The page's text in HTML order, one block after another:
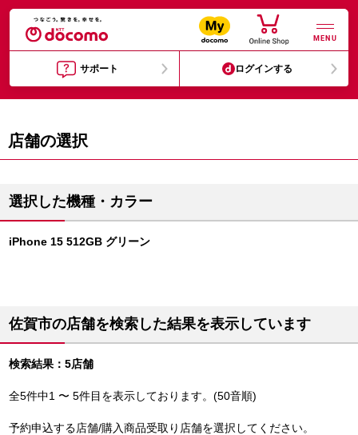
MENU
サポート ログインする
店舗の選択
選択した機種・カラー
iPhone 15 512GB グリーン
佐賀市の店舗を検索した結果を表示しています
検索結果：5店舗
全5件中1 〜 5件目を表示しております。(50音順)
予約申込する店舗/購入商品受取り店舗を選択してください。